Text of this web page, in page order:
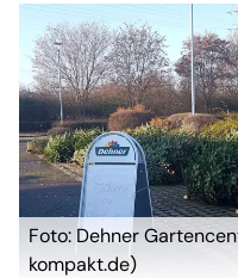
Foto: Dehner
kompakt.de)